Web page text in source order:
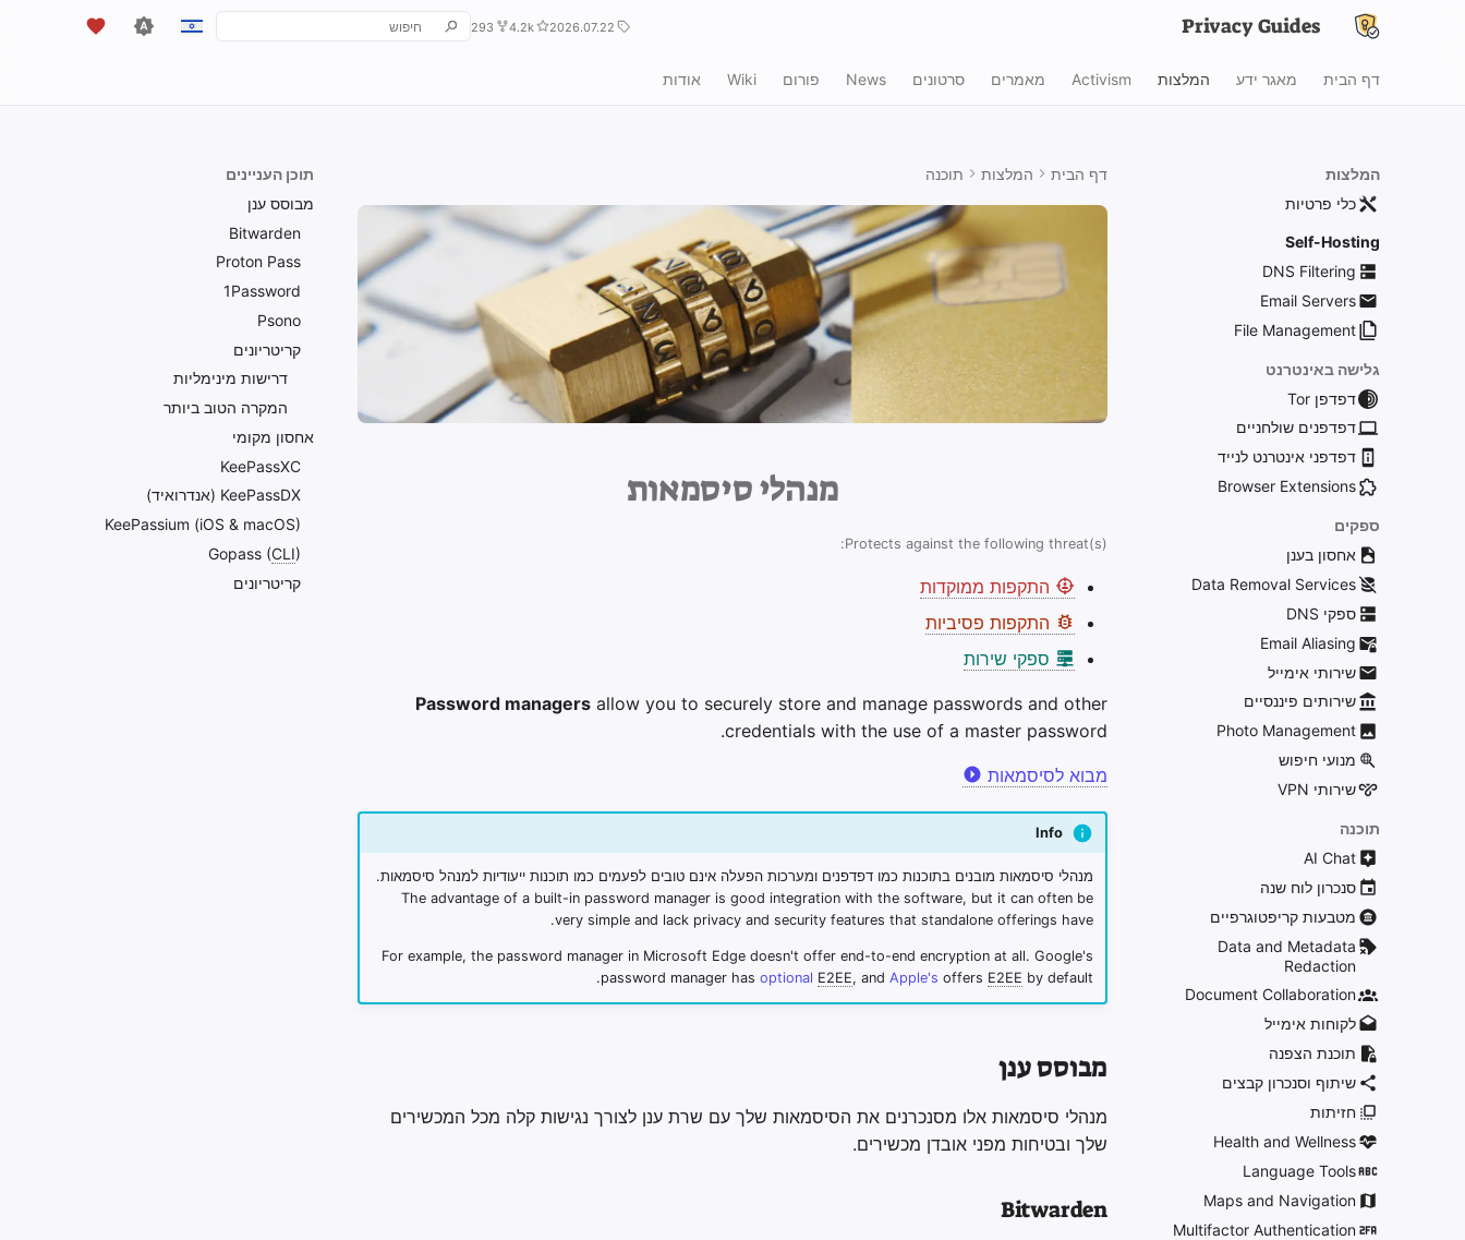
Privacy Guides
2026.07.22
4.2k
293
Italiano
Nederlands
中文 (繁體，台灣)
Русский
דף הבית מאגר ידע המלצות Activism מאמרים סרטונים News פורום Wiki אודות
המלצות
כלי פרטיות
Self-Hosting
DNS Filtering
Email Servers
File Management
גלישה באינטרנט
דפדפן Tor
דפדפנים שולחניים
דפדפני אינטרנט לנייד
Browser Extensions
ספקים
אחסון בענן
Data Removal Services
ספקי DNS
Email Aliasing
שירותי אימייל
שירותים פיננסיים
Photo Management
מנועי חיפוש
שירותי VPN
תוכנה
AI Chat
סנכרון לוח שנה
מטבעות קריפטוגרפיים
Data and Metadata
Redaction
Document Collaboration
לקוחות אימייל
תוכנת הצפנה
שיתוף וסנכרון קבצים
חזיתות
Health and Wellness
Language Tools
Maps and Navigation
Multifactor Authentication
תוכן העניינים
מבוסס ענן
Bitwarden
Proton Pass
1Password
Psono
קריטריונים
דרישות מינימליות
המקרה הטוב ביותר
אחסון מקומי
KeePassXC
KeePassDX (אנדרואיד)
KeePassium (iOS & macOS)
Gopass (CLI)
קריטריונים
דף הבית המלצות תוכנה
מנהלי סיסמאות
Protects against the following threat(s):
התקפות ממוקדות
התקפות פסיביות
ספקי שירות
Password managers allow you to securely store and manage passwords and other
credentials with the use of a master password.
מבוא לסיסמאות
Info
מנהלי סיסמאות מובנים בתוכנות כמו דפדפנים ומערכות הפעלה אינם טובים לפעמים כמו תוכנות ייעודיות למנהל סיסמאות.
The advantage of a built-in password manager is good integration with the software, but it can often be
very simple and lack privacy and security features that standalone offerings have.
For example, the password manager in Microsoft Edge doesn't offer end-to-end encryption at all. Google's
password manager has optional E2EE, and Apple's offers E2EE by default.
מבוסס ענן
מנהלי סיסמאות אלו מסנכרנים את הסיסמאות שלך עם שרת ענן לצורך נגישות קלה מכל המכשירים
שלך ובטיחות מפני אובדן מכשירים.
Bitwarden